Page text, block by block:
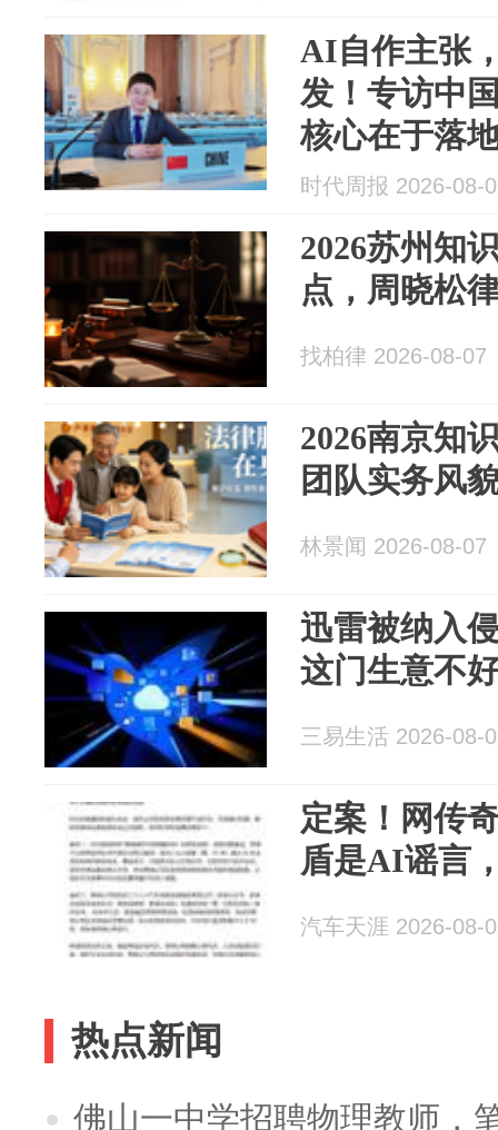
AI自作主张
发！专访中
核心在于落
时代周报 2026-08-
2026苏州知
点，周晓松
找柏律 2026-08-07
2026南京知
团队实务风
林景闻 2026-08-07
迅雷被纳入
这门生意不
三易生活 2026-08-
定案！网传
盾是AI谣言
汽车天涯 2026-08-
热点新闻
佛山一中学招聘物理教师，